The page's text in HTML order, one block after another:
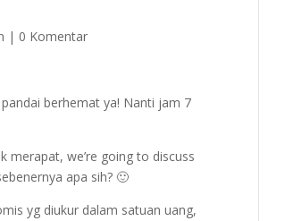
| 0 Komentar
berhemat ya! Nanti jam 7
merapat, we’re going to discuss
apa sih? 🙂
yg diukur dalam satuan uang,